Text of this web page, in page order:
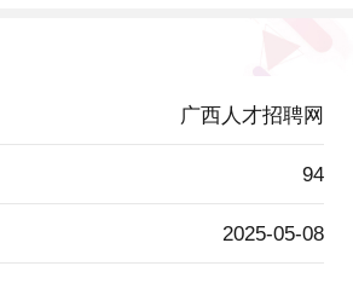
广西人才招聘网
94
2025-05-08